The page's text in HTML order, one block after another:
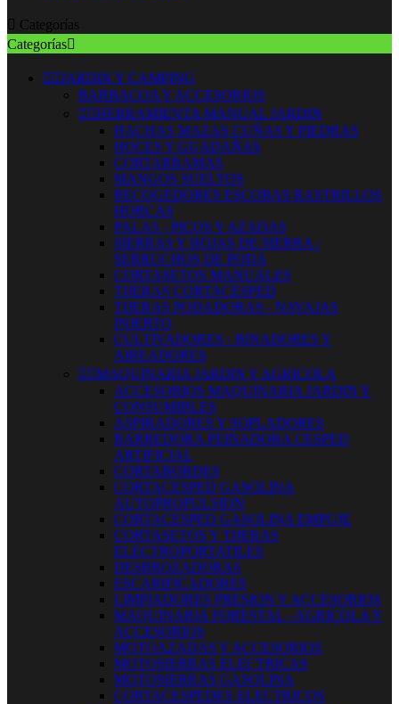
 Categorías
Categorías
 JARDIN Y CAMPING
BARBACOA Y ACCESORIOS
 HERRAMIENTA MANUAL JARDIN
HACHAS MAZAS CUÑAS Y PIEDRAS
HOCES Y GUADAÑAS
CORTARRAMAS
MANGOS SUELTOS
RECOGEDORES ESCOBAS RASTRILLOS
HORCAS
PALAS - PICOS Y AZADAS
SIERRAS Y HOJAS DE SIERRA -
SERRUCHOS DE PODA
CORTASETOS MANUALES
TIJERAS CORTACESPED
TIJERAS PODADORAS - NAVAJAS
INJERTO
CULTIVADORES - BINADORES Y
AIREADORES
 MAQUINARIA JARDIN Y AGRICOLA
ACCESORIOS MAQUINARIA JARDIN Y
CONSUMIBLES
ASPIRADORES Y SOPLADORES
BARREDORA PEINADORA CESPED
ARTIFICIAL
CORTABORDES
CORTACESPED GASOLINA
AUTOPROPULSION
CORTACESPED GASOLINA EMPUJE
CORTASETOS Y TIJERAS
ELECTROPORTATILES
DESBROZADORAS
ESCARIFICADORES
LIMPIADORES PRESION Y ACCESORIOS
MAQUINARIA FORESTAL - AGRICOLA Y
ACCESORIOS
MOTOAZADAS Y ACCESORIOS
MOTOSIERRAS ELECTRICAS
MOTOSIERRAS GASOLINA
CORTACESPEDES ELECTRICOS